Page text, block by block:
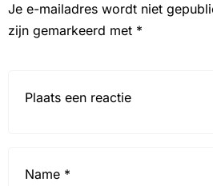
Je e-mailadres wordt niet
zijn gemarkeerd met *